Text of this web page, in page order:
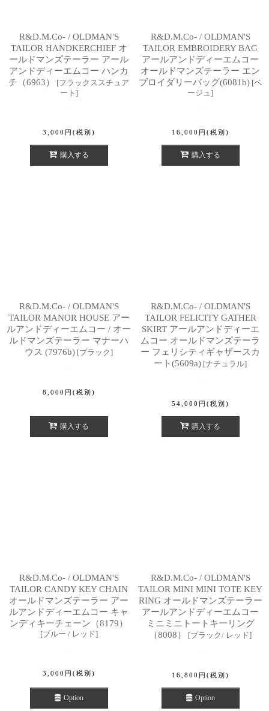
R&D.M.Co- / OLDMAN'S
TAILOR HANDKERCHIEF オ
ールドマンズテーラー アール
アンドディーエムコー ハンカ
チ（6963）
[フラックススチュア
ート ]
3,000 円 (税別)
購入する
R&D.M.Co- / OLDMAN'S
TAILOR EMBROIDERY BAG
アールアンドディーエムコー
オールドマンズテーラー エン
ブロイダリーバッグ(6081b) [ベ
ージュ ]
16,000 円 (税別)
購入する
R&D.M.Co- / OLDMAN'S
TAILOR MANOR HOUSE アー
ルアンドディーエムコー / オー
ルドマンズテーラー マナーハ
ウス (7976b) [ブラック]
8,000 円 (税別)
購入する
R&D.M.Co- / OLDMAN'S
TAILOR FELICITY GATHER
SKIRT アールアンドディーエ
ムコー オールドマンズテーラ
ー フェリシティギャザースカ
ート(5609a) [ナチュラル]
54,000 円 (税別)
購入する
R&D.M.Co- / OLDMAN'S
TAILOR CANDY KEY CHAIN
オールドマンズテーラー アー
ルアンドディーエムコー キャ
ンディキーチェーン（8179）
[ブルー / レッド]
3,000 円 (税別)
Option
R&D.M.Co- / OLDMAN'S
TAILOR MINI MINI TOTE KEY
RING オールドマンズテーラー
アールアンドディーエムコー
ミニミニトートキーリング
（8008）
[ブラック/ レッド]
16,800 円 (税別)
Option